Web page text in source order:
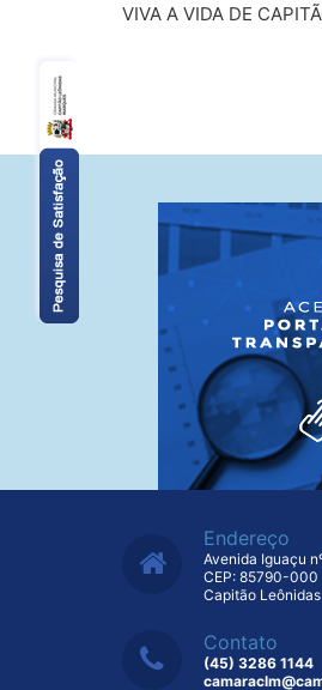
VIVA A VIDA DE
Endereço
Avenida Iguaçu
CEP: 85790-000
Capitão
Contato
(45) 3286 1144